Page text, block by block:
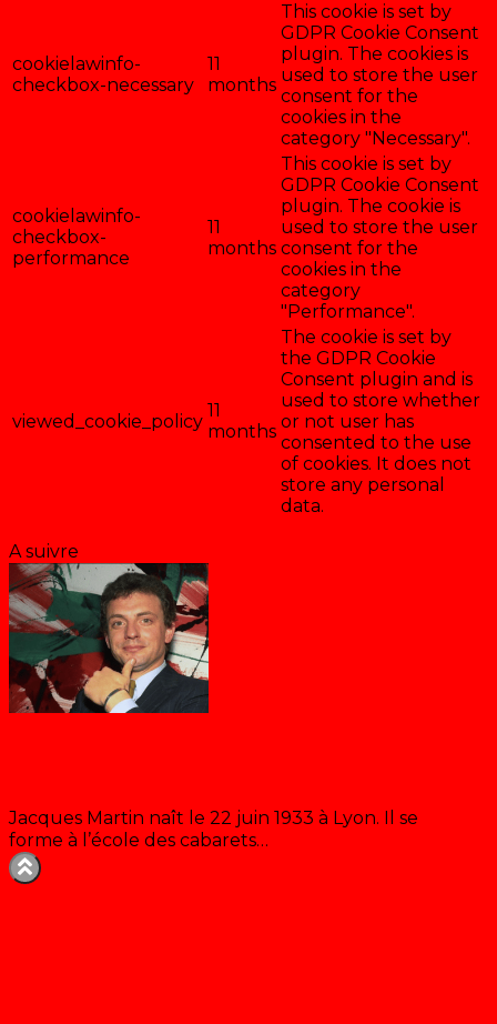
cookielawinfo-
checkbox-necessary
11
months
This cookie is set by
GDPR Cookie Consent
plugin. The cookies is
used to store the user
consent for the
cookies in the
category "Necessary".
cookielawinfo-
checkbox-
performance
11
months
This cookie is set by
GDPR Cookie Consent
plugin. The cookie is
used to store the user
consent for the
cookies in the
category
"Performance".
viewed_cookie_policy
11
months
The cookie is set by
the GDPR Cookie
Consent plugin and is
used to store whether
or not user has
consented to the use
of cookies. It does not
store any personal
data.
A suivre
Jacques Martin naît le 22 juin 1933 à Lyon. Il se
forme à l’école des cabarets…